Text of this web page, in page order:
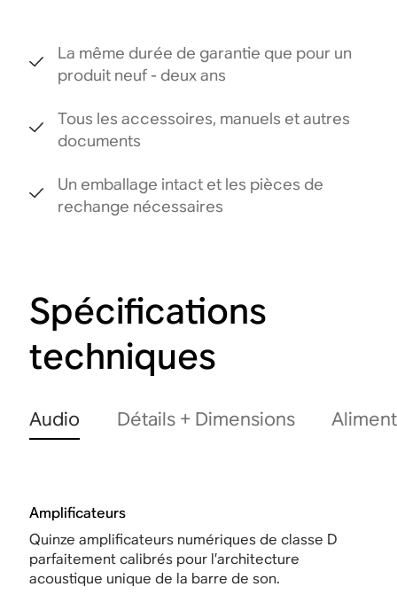
La même durée de garantie que pour un
produit neuf - deux ans
Tous les accessoires, manuels et autres
documents
Un emballage intact et les pièces de
rechange nécessaires
Spécifications
techniques
Audio Détails + Dimensions
Amplificateurs
Quinze amplificateurs numériques de classe D
parfaitement calibrés pour l’architecture
acoustique unique de la barre de son.